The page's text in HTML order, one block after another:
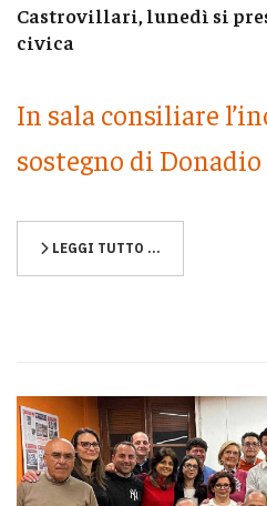
Castrovillari, lunedì si
civica
In sala consiliare
sostegno di Donadio
LEGGI TUTTO …